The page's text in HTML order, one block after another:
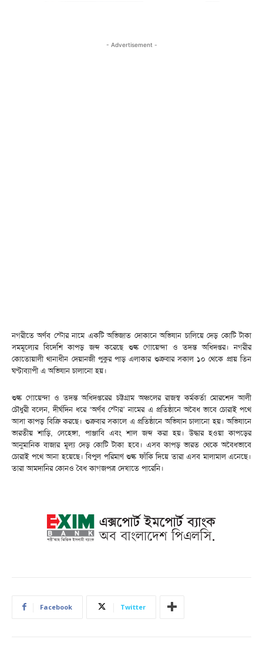
- Advertisement -
নগরীতে অর্ণব স্টোর নামে একটি অভিজাত দোকানে অভিযান চালিয়ে দেড় কোটি টাকা
সমমূল্যের বিদেশি কাপড় জব্দ করেছে শুল্ক গোয়েন্দা ও তদন্ত অধিদপ্তর। নগরীর
কোতোয়ালী থানাধীন দেয়ানজী পুকুর পাড় এলাকার শুক্রবার সকাল ১০ থেকে প্রায় তিন
ঘণ্টাব্যাপী এ অভিযান চালানো হয়।
শুল্ক গোয়েন্দা ও তদন্ত অধিদপ্তরের চট্টগ্রাম অঞ্চলের রাজস্ব কর্মকর্তা মোরশেদ আলী
চৌধুরী বলেন, দীর্ঘদিন ধরে ‘অর্ণব স্টোর’ নামের এ প্রতিষ্ঠানে অবৈধ ভাবে চোরাই পথে
আসা কাপড় বিক্রি করছে। শুক্রবার সকালে এ প্রতিষ্ঠানে অভিযান চালানো হয়। অভিযানে
ভারতীয় শাড়ি, লেহেঙ্গা, পাঞ্জাবি এবং শাল জব্দ করা হয়। উদ্ধার হওয়া কাপড়ের
আনুমানিক বাজার মূল্য দেড় কোটি টাকা হবে। এসব কাপড় ভারত থেকে অবৈধভাবে
চোরাই পথে আনা হয়েছে। বিপুল পরিমাণ শুল্ক ফাঁকি দিয়ে তারা এসব মালামাল এনেছে।
তারা আমদানির কোনও বৈধ কাগজপত্র দেখাতে পারেনি।
Facebook Twitter